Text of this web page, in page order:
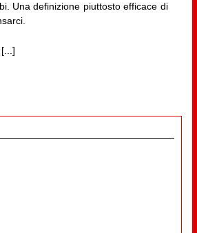
Una definizione piuttosto efficace di